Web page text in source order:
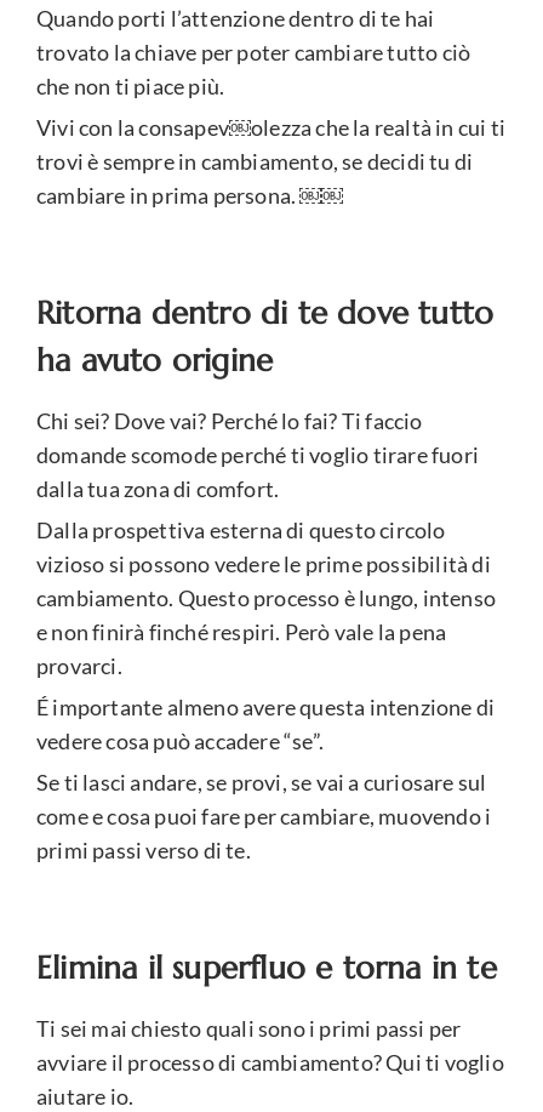
Quando porti l’attenzione dentro di te hai
trovato la chiave per poter cambiare tutto ciò
che non ti piace più.
Vivi con la consapev￼olezza che la realtà in cui ti
trovi è sempre in cambiamento, se decidi tu di
cambiare in prima persona. ￼￼
Ritorna dentro di te dove tutto
ha avuto origine
Chi sei? Dove vai? Perché lo fai? Ti faccio
domande scomode perché ti voglio tirare fuori
dalla tua zona di comfort.
Dalla prospettiva esterna di questo circolo
vizioso si possono vedere le prime possibilità di
cambiamento. Questo processo è lungo, intenso
e non finirà finché respiri. Però vale la pena
provarci.
É importante almeno avere questa intenzione di
vedere cosa può accadere “se”.
Se ti lasci andare, se provi, se vai a curiosare sul
come e cosa puoi fare per cambiare, muovendo i
primi passi verso di te.
Elimina il superfluo e torna in te
Ti sei mai chiesto quali sono i primi passi per
avviare il processo di cambiamento? Qui ti voglio
aiutare io.